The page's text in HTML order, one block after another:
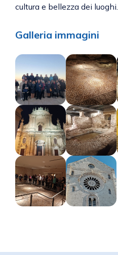
cultura e bellezza dei luoghi.
Galleria immagini